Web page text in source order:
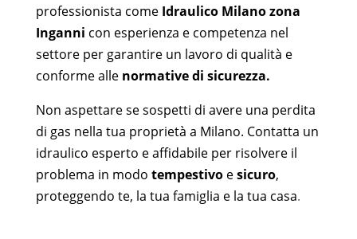
professionista come Idraulico Milano zona
Inganni con esperienza e competenza nel
settore per garantire un lavoro di qualità e
conforme allenormative di sicurezza.
Non aspettare se sospetti di avere una perdita
di gas nella tua proprietà a Milano. Contatta un
idraulico esperto e affidabile per risolvere il
problema in modo tempestivo esicuro,
proteggendo te, la tua famiglia e la tua casa.